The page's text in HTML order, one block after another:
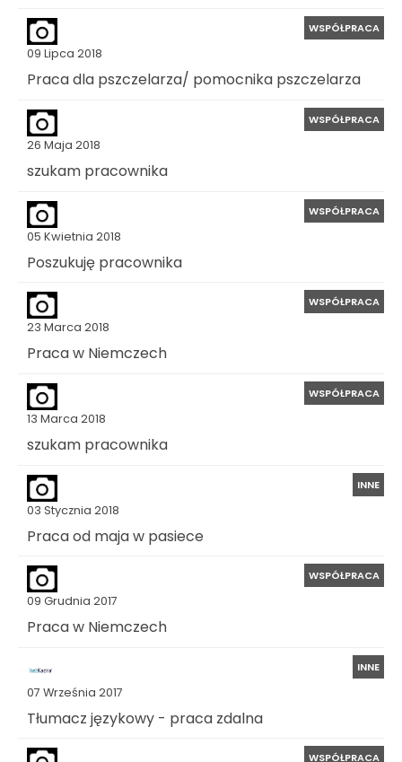
09 Lipca 2018
WSPÓŁPRACA
Praca dla pszczelarza/ pomocnika pszczelarza
26 Maja 2018
WSPÓŁPRACA
szukam pracownika
05 Kwietnia 2018
WSPÓŁPRACA
Poszukuję pracownika
23 Marca 2018
WSPÓŁPRACA
Praca w Niemczech
13 Marca 2018
WSPÓŁPRACA
szukam pracownika
03 Stycznia 2018
INNE
Praca od maja w pasiece
09 Grudnia 2017
WSPÓŁPRACA
Praca w Niemczech
07 Września 2017
INNE
Tłumacz językowy - praca zdalna
WSPÓŁPRACA